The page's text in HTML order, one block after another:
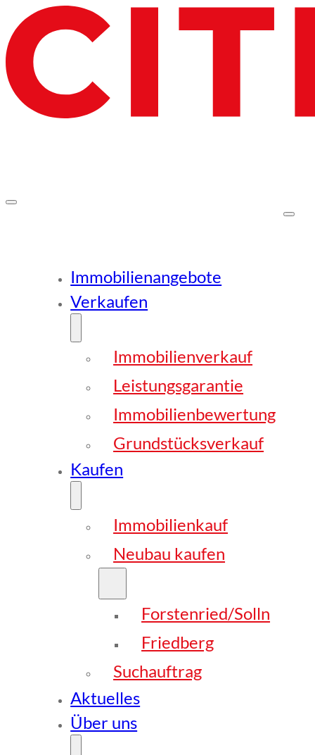
Immobilienangebote
Verkaufen
Immobilienverkauf
Leistungsgarantie
Immobilienbewertung
Grundstücksverkauf
Kaufen
Immobilienkauf
Neubau kaufen
Forstenried/Solln
Friedberg
Suchauftrag
Aktuelles
Über uns